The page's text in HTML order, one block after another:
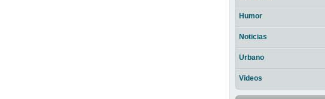
Humor
Noticias
Urbano
Videos